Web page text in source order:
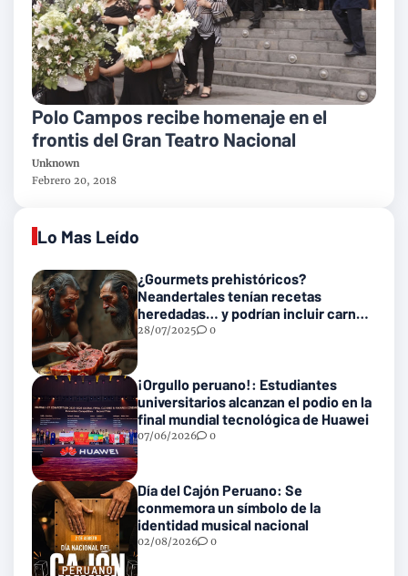
Polo Campos recibe homenaje en el
frontis del Gran Teatro Nacional
Unknown
Febrero 20, 2018
Lo Mas Leído
¿Gourmets prehistóricos?
Neandertales tenían recetas
heredadas… y podrían incluir carne
con gusanos
28/07/2025 0
¡Orgullo peruano!: Estudiantes
universitarios alcanzan el podio en la
final mundial tecnológica de Huawei
07/06/2026 0
Día del Cajón Peruano: Se
conmemora un símbolo de la
identidad musical nacional
02/08/2026 0